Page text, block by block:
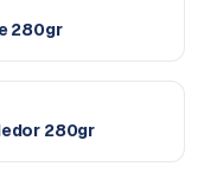
280gr
280gr